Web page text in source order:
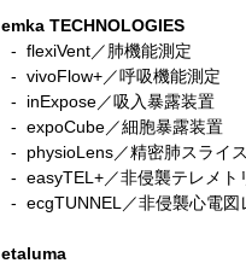
emka TECHNOLOGIES
- flexiVent／肺機能測定
- vivoFlow+／呼吸機能測定
- inExpose／吸入暴露装置
- expoCube／細胞暴露装置
- physioLens／精密肺スライ
- easyTEL+／非侵襲テレメト
- ecgTUNNEL／非侵襲心電図
etaluma